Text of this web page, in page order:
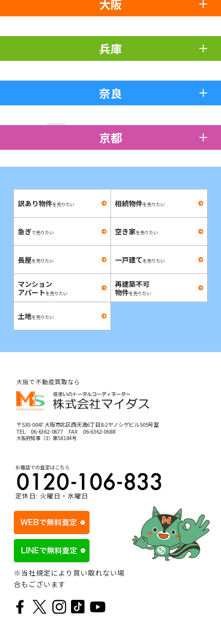
大阪
兵庫
奈良
京都
訳あり物件を売りたい 相続物件を売りたい
急ぎで売りたい 空き家を売りたい
長屋を売りたい 一戸建てを売りたい
マンション
アパートを売りたい
再建築不可
物件を売りたい
土地を売りたい
大阪で不動産買取なら
〒530-0047 大阪市北区西天満6丁目8-2ヤノシゲビル505号室
TEL 06-6362-0677FAX 06-6362-0688
大阪府知事（3）第58184号
お電話での査定はこちら
定休日: 火曜日・水曜日
※当社規定により買い取れない場
合もございます